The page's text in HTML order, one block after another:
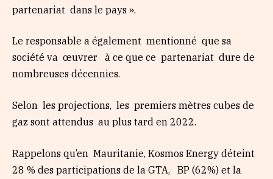
partenariat dans le pays ».
Le responsable a également mentionné que sa
société va œuvrer à ce que ce partenariat dure de
nombreuses décennies.
Selon les projections, les premiers mètres cubes de
gaz sont attendus au plus tard en 2022.
Rappelons qu’en Mauritanie, Kosmos Energy déteint
28 % des participations de la GTA, BP (62%) et la